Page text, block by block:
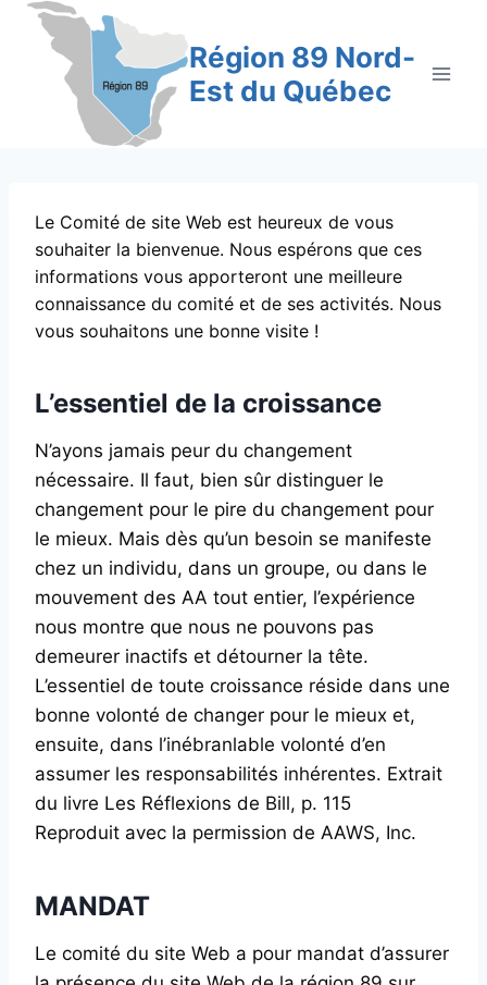
Aller
contenu
Région 89 Nord-
Est du Québec
Le Comité de site Web est heureux de vous
souhaiter la bienvenue. Nous espérons que ces
informations vous apporteront une meilleure
connaissance du comité et de ses activités. Nous
vous souhaitons une bonne visite !
L’essentiel de la croissance
N’ayons jamais peur du changement
nécessaire. Il faut, bien sûr distinguer le
changement pour le pire du changement pour
le mieux. Mais dès qu’un besoin se manifeste
chez un individu, dans un groupe, ou dans le
mouvement des AA tout entier, l’expérience
nous montre que nous ne pouvons pas
demeurer inactifs et détourner la tête.
L’essentiel de toute croissance réside dans une
bonne volonté de changer pour le mieux et,
ensuite, dans l’inébranlable volonté d’en
assumer les responsabilités inhérentes. Extrait
du livre Les Réflexions de Bill, p. 115
Reproduit avec la permission de AAWS, Inc.
MANDAT
Le comité du site Web a pour mandat d’assurer